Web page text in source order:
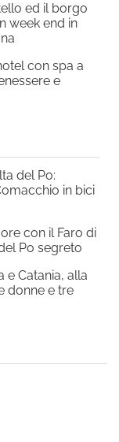
ed il borgo
week end in
con spa a
e
del Po:
in bici
con il Faro di
Po segreto
e Catania, alla
donne e tre